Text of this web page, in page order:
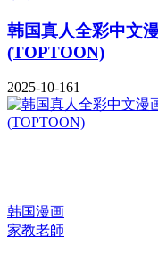
韩国真人全彩中文
(TOPTOON)
2025-10-161
韩国漫画
家教老師